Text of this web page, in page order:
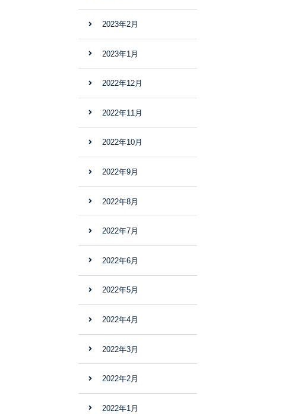
2023年2月
2023年1月
2022年12月
2022年11月
2022年10月
2022年9月
2022年8月
2022年7月
2022年6月
2022年5月
2022年4月
2022年3月
2022年2月
2022年1月